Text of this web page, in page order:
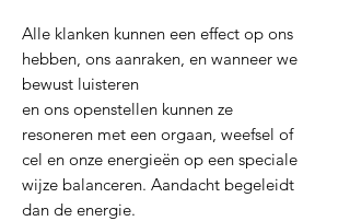
Alle klanken kunnen een effect op ons
hebben, ons aanraken, en wanneer we
bewust luisteren
en ons openstellen kunnen ze
resoneren met een orgaan, weefsel of
cel en onze energieën op een speciale
wijze balanceren. Aandacht begeleidt
dan de energie.